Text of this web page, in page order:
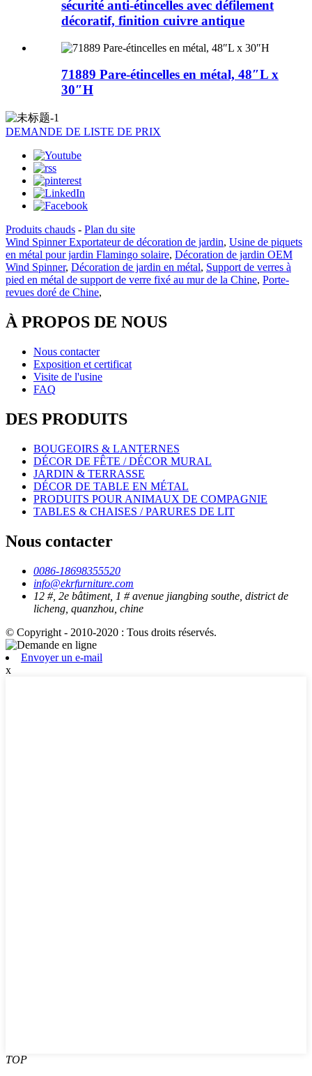
sécurité anti-étincelles avec défilement
décoratif, finition cuivre antique
71889 Pare-étincelles en métal, 48″L x
30″H
DEMANDE DE LISTE DE PRIX
Produits chauds - Plan du site
Wind Spinner Exportateur de décoration de jardin, Usine de piquets
en métal pour jardin Flamingo solaire, Décoration de jardin OEM
Wind Spinner, Décoration de jardin en métal, Support de verres à
pied en métal de support de verre fixé au mur de la Chine, Porte-
revues doré de Chine,
À PROPOS DE NOUS
Nous contacter
Exposition et certificat
Visite de l'usine
FAQ
DES PRODUITS
BOUGEOIRS & LANTERNES
DÉCOR DE FÊTE / DÉCOR MURAL
JARDIN & TERRASSE
DÉCOR DE TABLE EN MÉTAL
PRODUITS POUR ANIMAUX DE COMPAGNIE
TABLES & CHAISES / PARURES DE LIT
Nous contacter
0086-18698355520
info@ekrfurniture.com
12 #, 2e bâtiment, 1 # avenue jiangbing southe, district de
licheng, quanzhou, chine
© Copyright - 2010-2020 : Tous droits réservés.
Envoyer un e-mail
x
TOP